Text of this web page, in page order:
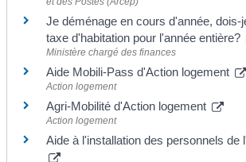
Je déménage en cours d'année, dois-
taxe d'habitation pour l'année entière?
Ministère chargé des finances
Aide Mobili-Pass d'Action logement
Action logement
Agri-Mobilité d'Action logement
Action logement
Aide à l'installation des personnels de